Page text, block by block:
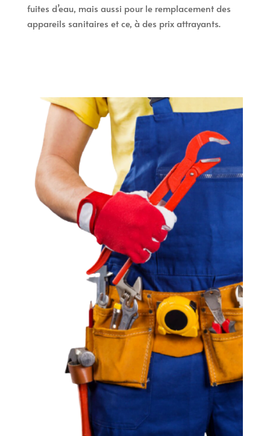
fuites d’eau, mais aussi pour le remplacement des
appareils sanitaires et ce, à des prix attrayants.